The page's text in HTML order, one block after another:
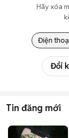
Hãy xóa
Điện thoại
Đổi
Tin đăng mới